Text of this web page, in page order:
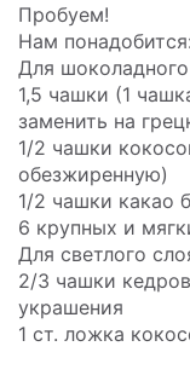
Пробуем!
Нам
Для
1,5 чашки (1
заменить на
1/2 чашки
обезжиренную)
1/2 чашки какао
6 крупных и
Для светлого
2/3 чашки
украшения
1 ст. ложка